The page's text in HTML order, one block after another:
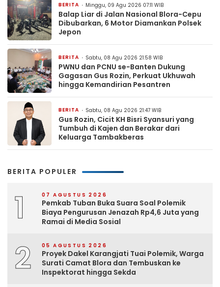
BERITA Minggu, 09 Agu 2026 07:11 WIB
Balap Liar di Jalan Nasional Blora-Cepu
Dibubarkan, 6 Motor Diamankan Polsek
Jepon
BERITA Sabtu, 08 Agu 2026 21:58 WIB
PWNU dan PCNU se-Banten Dukung
Gagasan Gus Rozin, Perkuat Ukhuwah
hingga Kemandirian Pesantren
BERITA Sabtu, 08 Agu 2026 21:47 WIB
Gus Rozin, Cicit KH Bisri Syansuri yang
Tumbuh di Kajen dan Berakar dari
Keluarga Tambakberas
BERITA POPULER
1 07 AGUSTUS 2026
Pemkab Tuban Buka Suara Soal Polemik
Biaya Pengurusan Jenazah Rp4,6 Juta yang
Ramai di Media Sosial
2 05 AGUSTUS 2026
Proyek Dakel Karangjati Tuai Polemik, Warga
Surati Camat Blora dan Tembuskan ke
Inspektorat hingga Sekda